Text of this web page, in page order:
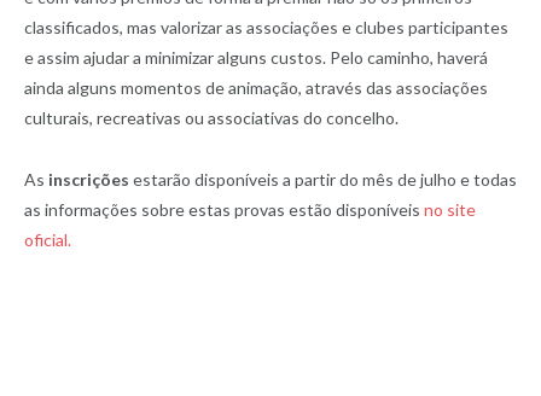
classificados, mas valorizar as associações e clubes participantes
e assim ajudar a minimizar alguns custos. Pelo caminho, haverá
ainda alguns momentos de animação, através das associações
culturais, recreativas ou associativas do concelho.
As inscrições estarão disponíveis a partir do mês de julho e todas
as informações sobre estas provas estão disponíveis no site
oficial.